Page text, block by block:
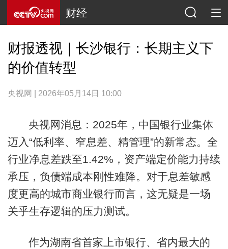
财经
财报透视｜长沙银行：长期主义下
的价值转型
央视网 | 2026年05月14日 10:00
央视网消息：2025年，中国银行业集体
迈入“低利率、窄息差、精管理”的新常态。全
行业净息差跌至1.42%，资产端定价能力持续
承压，负债端成本刚性难降。对于息差敏感
度更高的城市商业银行而言，这无疑是一场
关乎生存逻辑的压力测试。
作为湖南省首家上市银行、省内最大的